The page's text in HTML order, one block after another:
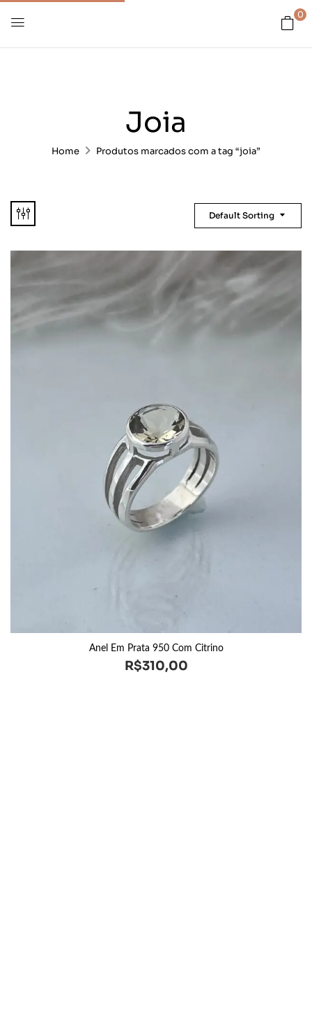
0
Joia
Home Produtos marcados com a tag “joia”
Default Sorting
Anel Em Prata 950 Com Citrino
R$310,00